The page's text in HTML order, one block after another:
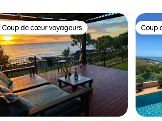
sur la base de 139 commentaires : 4,94 sur 5
de cœur voyageurs les plus appréciés
Coup de cœur voyageurs Coup
Coup